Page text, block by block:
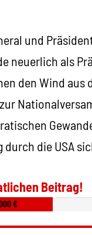
und
neuerlich als
den Wind aus
die USA
Beitrag!
€